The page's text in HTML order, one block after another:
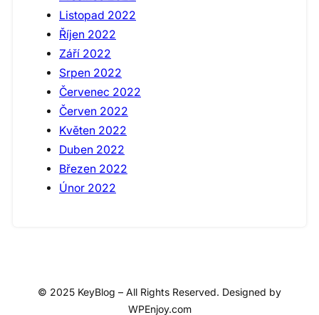
Listopad 2022
Říjen 2022
Září 2022
Srpen 2022
Červenec 2022
Červen 2022
Květen 2022
Duben 2022
Březen 2022
Únor 2022
© 2025 KeyBlog – All Rights Reserved. Designed by
WPEnjoy.com